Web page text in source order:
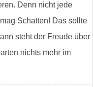
Denn nicht jede
Schatten! Das sollte
steht der Freude über
nichts mehr im